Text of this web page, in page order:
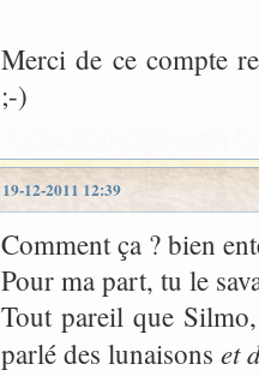
Merci de ce compte
;-)
19-12-2011 12:39
Comment ça ? bien
Pour ma part, tu le
Tout pareil que
parlé des lunaisons et